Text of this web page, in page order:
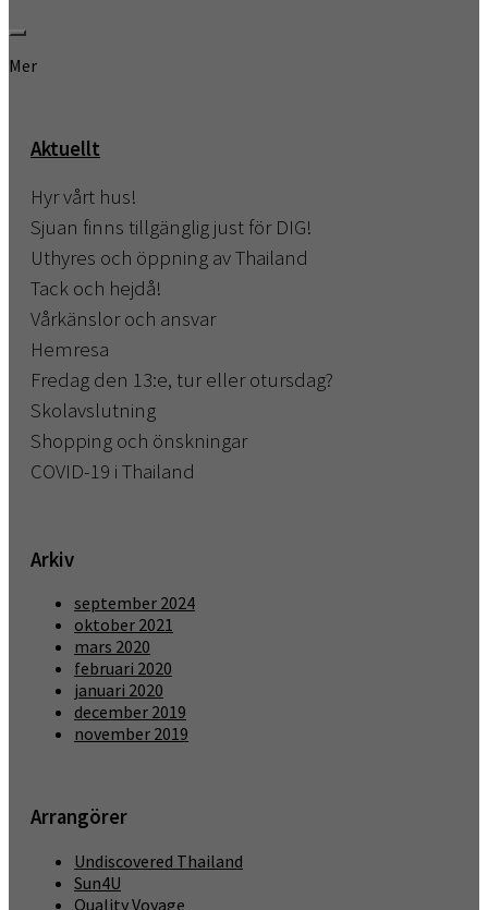
Mer
Aktuellt
Hyr vårt hus!
Sjuan finns tillgänglig just för DIG!
Uthyres och öppning av Thailand
Tack och hejdå!
Vårkänslor och ansvar
Hemresa
Fredag den 13:e, tur eller otursdag?
Skolavslutning
Shopping och önskningar
COVID-19 i Thailand
Arkiv
september 2024
oktober 2021
mars 2020
februari 2020
januari 2020
december 2019
november 2019
Arrangörer
Undiscovered Thailand
Sun4U
Quality Voyage